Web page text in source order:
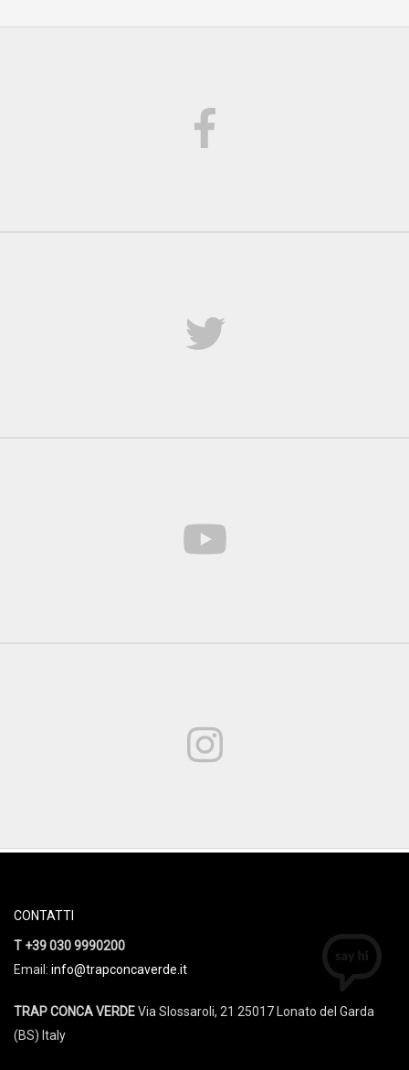
CONTATTI
T +39 030 9990200
Email: info@trapconcaverde.it
TRAP CONCA VERDEVia Slossaroli, 21 25017 Lonato del Garda
(BS) Italy